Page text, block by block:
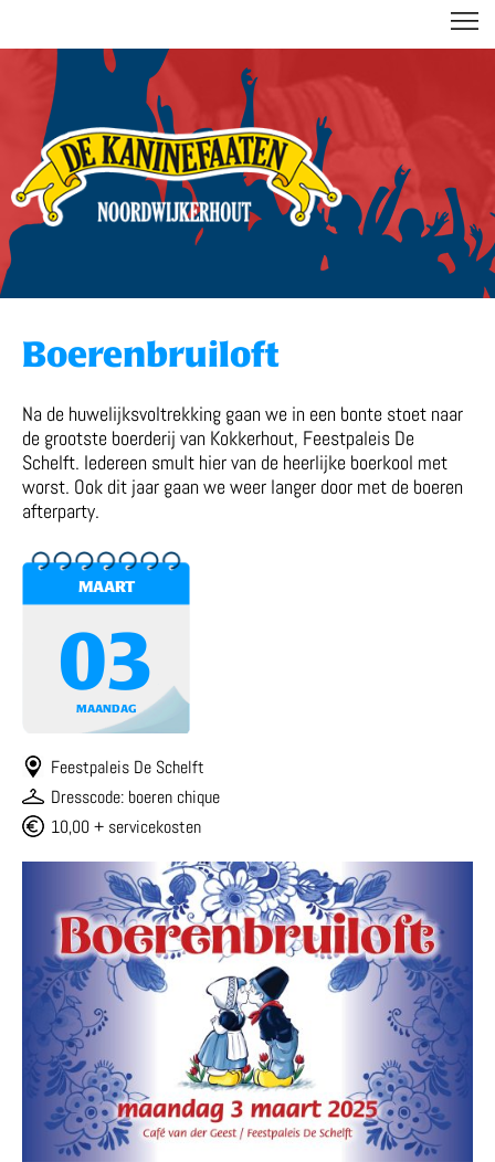
Boerenbruiloft
Na de huwelijksvoltrekking gaan we in een bonte stoet naar
de grootste boerderij van Kokkerhout, Feestpaleis De
Schelft. Iedereen smult hier van de heerlijke boerkool met
worst. Ook dit jaar gaan we weer langer door met de boeren
afterparty.
MAART
03
MAANDAG
Feestpaleis De Schelft
Dresscode: boeren chique
10,00 + servicekosten